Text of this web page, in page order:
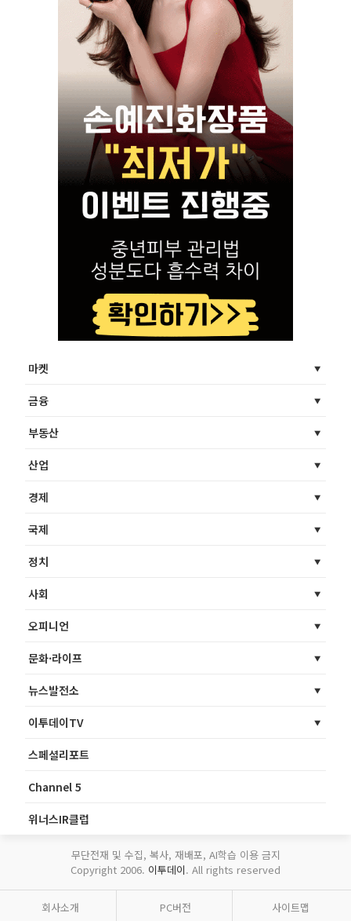
마켓
금융
부동산
산업
경제
국제
정치
사회
오피니언
문화·라이프
뉴스발전소
이투데이TV
스페셜리포트
Channel 5
위너스IR클럽
무단전재 및 수집, 복사, 재배포, AI학습 이용 금지
Copyright 2006. 이투데이. All rights reserved
회사소개 PC버전 사이트맵